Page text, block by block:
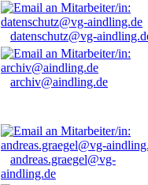
datenschutz@vg-
archiv@aindling.de
andreas.graegel@vg-
aindling.de